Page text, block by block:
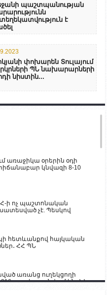
պաշտպանության
է
փոխարեն Տուլայում
ՊՆ նախարարների
նիստին...
առաջիկա օրերին օդի
կնվազի 8-10
ի ոչ պաշտոնական
չէ. Պեսկով
հետևանքով հայկական
ՀՀ ՊՆ
առանց ուղեկցողի
տարեց գտնվում են ՀՀ